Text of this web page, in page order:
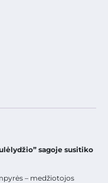
sagoje susitiko
– medžiotojos